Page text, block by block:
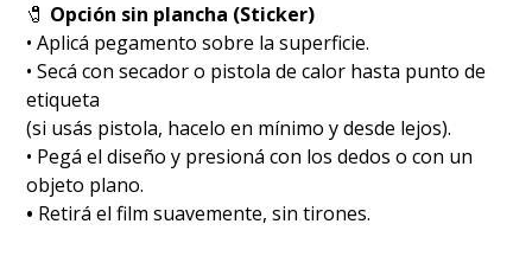
🧷 Opción sin plancha (Sticker)
• Aplicá pegamento sobre la superficie.
• Secá con secador o pistola de calor hasta punto de
etiqueta
(si usás pistola, hacelo en mínimo y desde lejos).
• Pegá el diseño y presioná con los dedos o con un
objeto plano.
• Retirá el film suavemente, sin tirones.